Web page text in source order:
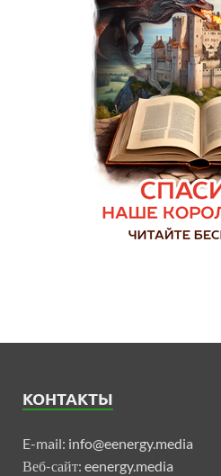
КОНТАКТЫ
E-mail: info@eenergy.media
Веб-сайт: eenergy.media